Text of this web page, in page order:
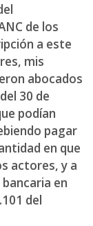
de los
a este
mis
abocados
30 de
podían
pagar
en que
actores, y a
en
del